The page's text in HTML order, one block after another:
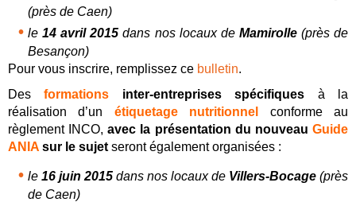
(près de Caen)
le14 avril 2015 dans nos locaux de Mamirolle(près de
Besançon)
Pour vous inscrire, remplissez ce bulletin.
Desformations inter-entreprises spécifiques à la
réalisation d’un
étiquetage nutritionnel
conforme au
règlement INCO, avec la présentation du nouveauGuide
ANIA sur le sujet seront également organisées :
le 16 juin 2015 dans nos locaux de Villers-Bocage (près
de Caen)